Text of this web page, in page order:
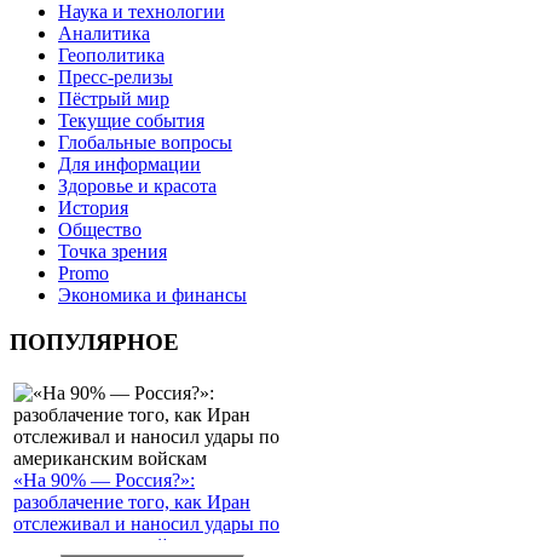
Наука и технологии
Аналитика
Геополитика
Пресс-релизы
Пёстрый мир
Текущие события
Глобальные вопросы
Для информации
Здоровье и красота
История
Общество
Точка зрения
Promo
Экономика и финансы
ПОПУЛЯРНОЕ
«На 90% — Россия?»:
разоблачение того, как Иран
отслеживал и наносил удары по
американским войскам